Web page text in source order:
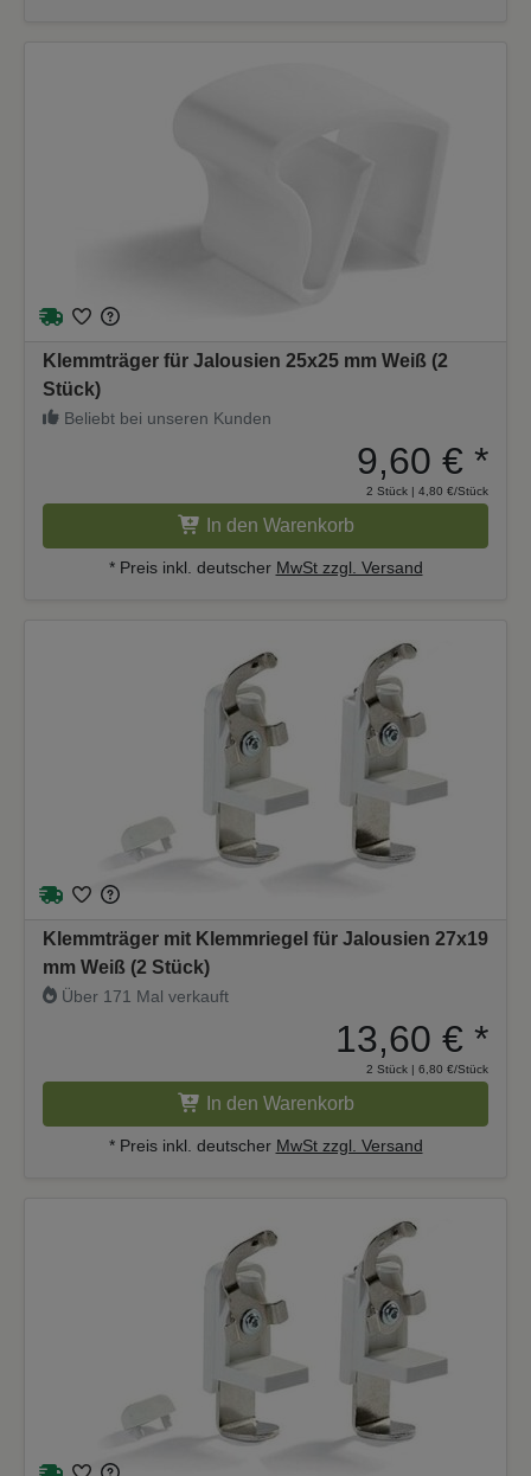
Klemmträger für Jalousien 25x25 mm Weiß (2
Stück)
Beliebt bei unseren Kunden
9,60 € *
2 Stück | 4,80 €/Stück
In den Warenkorb
* Preis inkl. deutscher MwSt zzgl. Versand
Klemmträger mit Klemmriegel für Jalousien 27x19
mm Weiß (2 Stück)
Über 171 Mal verkauft
13,60 € *
2 Stück | 6,80 €/Stück
In den Warenkorb
* Preis inkl. deutscher MwSt zzgl. Versand